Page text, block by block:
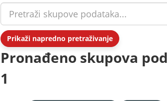
Prikaži napredno pretraživanje
Pronađeno skupova
1